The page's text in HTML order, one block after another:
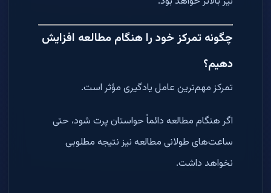
چگونه تمرکز خود را هنگام مطالعه افزایش
دهیم؟
تمرکز مهم‌ترین عامل یادگیری مؤثر است.
اگر هنگام مطالعه دائماً حواستان پرت شود، حتی
ساعت‌های طولانی مطالعه نیز نتیجه مطلوبی
نخواهد داشت.